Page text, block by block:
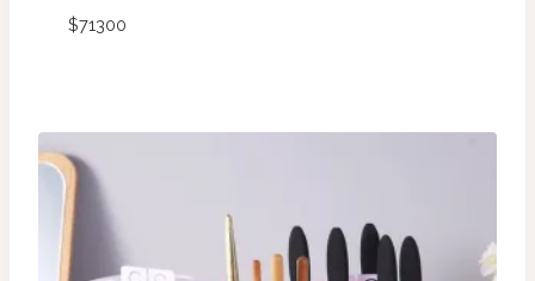
$71300